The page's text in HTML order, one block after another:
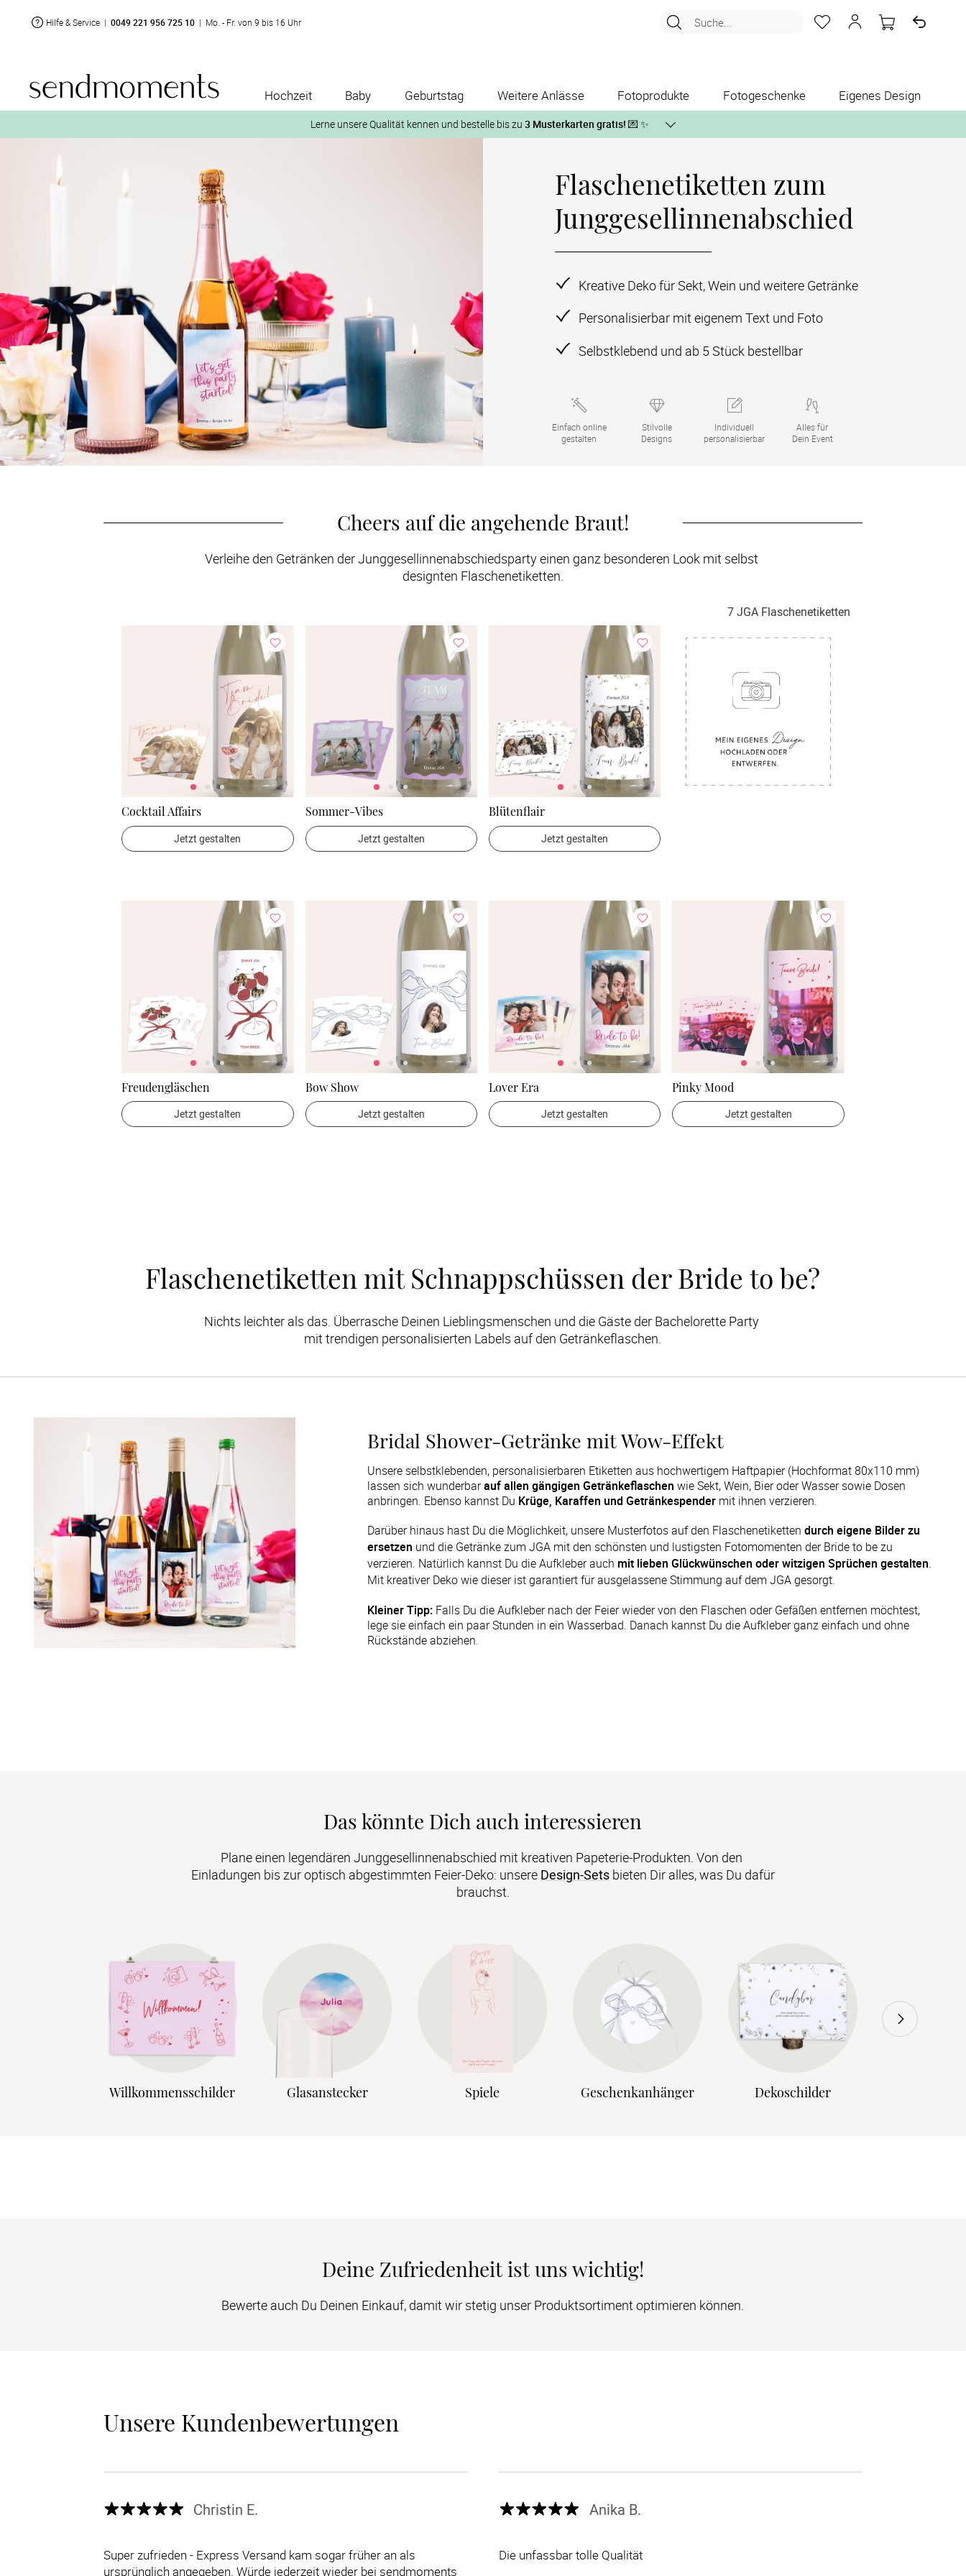
Hilfe & Service | 0049 221 956 725 10 | Mo. - Fr. von 9 bis 16 Uhr Suche...
Hochzeit Baby Geburtstag Weitere Anlässe Fotoprodukte Fotogeschenke Eigenes Design
Lerne unsere Qualität kennen und bestelle bis zu 3 Musterkarten gratis! 💌 ✨
Flaschenetiketten zum
Junggesellinnenabschied
Kreative Deko für Sekt, Wein und weitere Getränke
Personalisierbar mit eigenem Text und Foto
Selbstklebend und ab 5 Stück bestellbar
Einfach online
gestalten
Stilvolle
Designs
Individuell
personalisierbar
Alles für
Dein Event
Cheers auf die angehende Braut!
Verleihe den Getränken der Junggesellinnenabschiedsparty einen ganz besonderen Look mit selbst
designten Flaschenetiketten.
7 JGA Flaschenetiketten
Cocktail Affairs
Jetzt gestalten
Sommer-Vibes
Jetzt gestalten
Blütenflair
Jetzt gestalten
Freudengläschen
Jetzt gestalten
Bow Show
Jetzt gestalten
Lover Era
Jetzt gestalten
Pinky Mood
Jetzt gestalten
Flaschenetiketten mit Schnappschüssen der Bride to be?
Nichts leichter als das. Überrasche Deinen Lieblingsmenschen und die Gäste der Bachelorette Party
mit trendigen personalisierten Labels auf den Getränkeflaschen.
Bridal Shower-Getränke mit Wow-Effekt
Unsere selbstklebenden, personalisierbaren Etiketten aus hochwertigem Haftpapier (Hochformat 80x110 mm)
lassen sich wunderbarauf allen gängigen Getränkeflaschen wie Sekt, Wein, Bier oder Wasser sowie Dosen
anbringen. Ebenso kannst Du Krüge, Karaffen und Getränkespendermit ihnen verzieren.
Darüber hinaus hast Du die Möglichkeit, unsere Musterfotos auf den Flaschenetiketten durch eigene Bilder zu
ersetzen und die Getränke zum JGA mit den schönsten und lustigsten Fotomomenten der Bride to be zu
verzieren. Natürlich kannst Du die Aufkleber auch mit lieben Glückwünschen oder witzigen Sprüchen gestalten.
Mit kreativer Deko wie dieser ist garantiert für ausgelassene Stimmung auf dem JGA gesorgt.
Kleiner Tipp:Falls Du die Aufkleber nach der Feier wieder von den Flaschen oder Gefäßen entfernen möchtest,
lege sie einfach ein paar Stunden in ein Wasserbad. Danach kannst Du die Aufkleber ganz einfach und ohne
Rückstände abziehen.
Das könnte Dich auch interessieren
Plane einen legendären Junggesellinnenabschied mit kreativen Papeterie-Produkten. Von den
Einladungen bis zur optisch abgestimmten Feier-Deko: unsere Design-Sets bieten Dir alles, was Du dafür
brauchst.
Willkommensschilder Glasanstecker Spiele Geschenkanhänger Dekoschilder
Deine Zufriedenheit ist uns wichtig!
Bewerte auch Du Deinen Einkauf, damit wir stetig unser Produktsortiment optimieren können.
Unsere Kundenbewertungen
Christin E.
Super zufrieden - Express Versand kam sogar früher an als
ursprünglich angegeben. Würde jederzeit wieder bei sendmoments
Anika B.
Die unfassbar tolle Qualität